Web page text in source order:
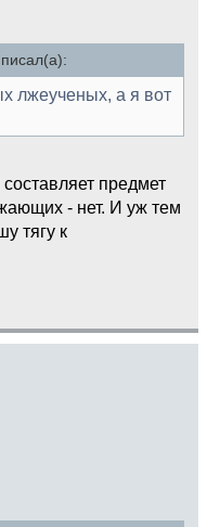
писал(а):
лжеученых, а я вот
предмет
- нет. И уж тем
тягу к